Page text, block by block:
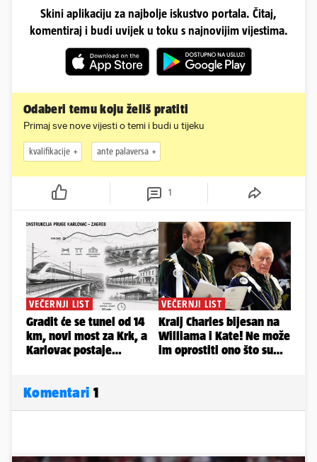
Skini aplikaciju za najbolje iskustvo portala. Čitaj,
komentiraj i budi uvijek u toku s najnovijim vijestima.
Odaberi temu koju želiš pratiti
Primaj sve nove vijesti o temi i budi u tijeku
kvalifikacije ante palaversa
1
Komentari 1